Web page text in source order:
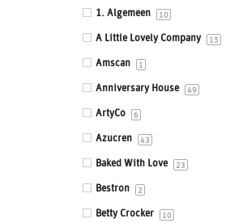
Eetbaar kant
Eetbare prints
Fondant, Icing & Marsepein
Gepersonaliseerde Taarttoppers
Gereedschappen & Materialen
Icing
Impressie en Embossing matten &
stempels
Ingrediënten
1. Algemeen 10
A Little Lovely Company 15
Amscan 1
Anniversary House 49
ArtyCo 6
Azucren 43
Baked With Love 23
Bestron 2
Betty Crocker 10